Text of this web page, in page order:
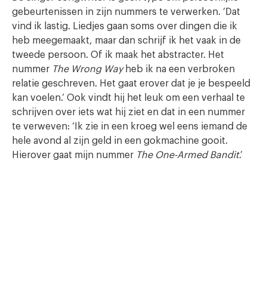
gebeurtenissen in zijn nummers te verwerken. ‘Dat
vind ik lastig. Liedjes gaan soms over dingen die ik
heb meegemaakt, maar dan schrijf ik het vaak in de
tweede persoon. Of ik maak het abstracter. Het
nummer The Wrong Wayheb ik na een verbroken
relatie geschreven. Het gaat erover dat je je bespeeld
kan voelen.’ Ook vindt hij het leuk om een verhaal te
schrijven over iets wat hij ziet en dat in een nummer
te verweven: ‘Ik zie in een kroeg wel eens iemand de
hele avond al zijn geld in een gokmachine gooit.
Hierover gaat mijn nummer The One-Armed Bandit.’